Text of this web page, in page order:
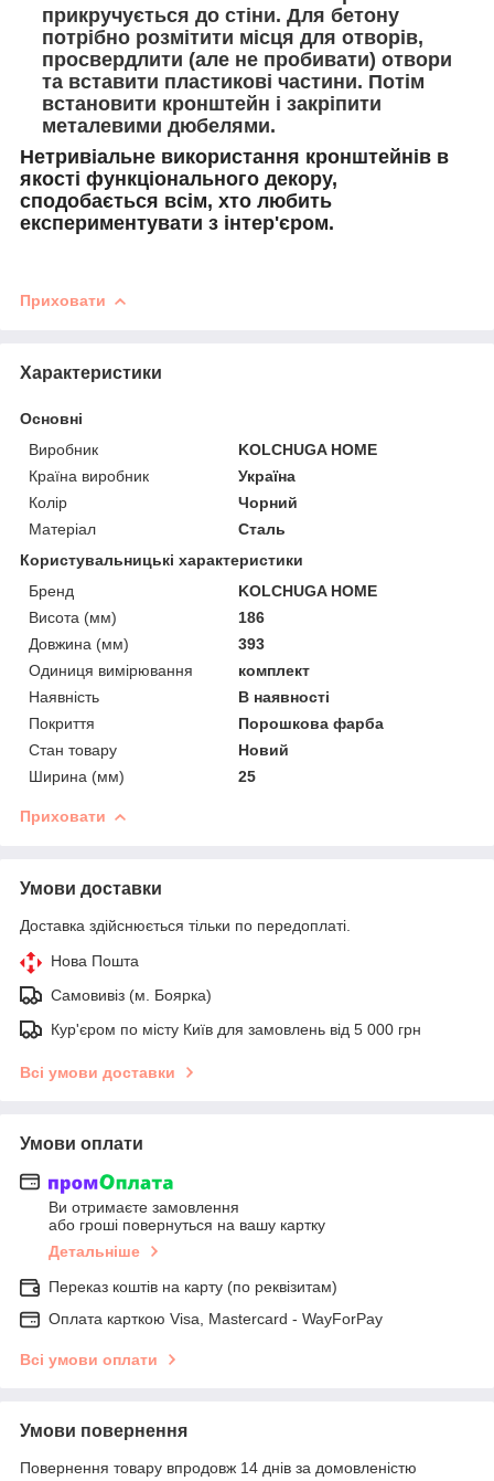
прикручується до стіни. Для бетону
потрібно розмітити місця для отворів,
просвердлити (але не пробивати) отвори
та вставити пластикові частини. Потім
встановити кронштейн і закріпити
металевими дюбелями.
Нетривіальне використання кронштейнів в
якості функціонального декору,
сподобається всім, хто любить
експериментувати з інтер'єром.
Приховати
Характеристики
Основні
Виробник
KOLCHUGA HOME
Країна виробник
Україна
Колір
Чорний
Матеріал
Сталь
Користувальницькі характеристики
Бренд
KOLCHUGA HOME
Висота (мм)
186
Довжина (мм)
393
Одиниця вимірювання
комплект
Наявність
В наявності
Покриття
Порошкова фарба
Стан товару
Новий
Ширина (мм)
25
Приховати
Умови доставки
Доставка здійснюється тільки по передоплаті.
Нова Пошта
Самовивіз (м. Боярка)
Кур'єром по місту Київ для замовлень від 5 000 грн
Всі умови доставки
Умови оплати
Ви отримаєте замовлення
або гроші повернуться на вашу картку
Детальніше
Переказ коштів на карту (по реквізитам)
Оплата карткою Visa, Mastercard - WayForPay
Всі умови оплати
Умови повернення
Повернення товару впродовж 14 днів за домовленістю